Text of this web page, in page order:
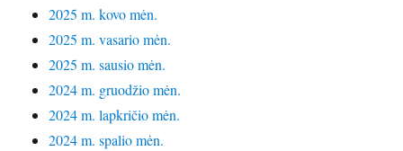
2025 m. kovo mėn.
2025 m. vasario mėn.
2025 m. sausio mėn.
2024 m. gruodžio mėn.
2024 m. lapkričio mėn.
2024 m. spalio mėn.